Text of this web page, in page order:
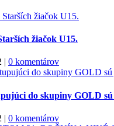
žiačok U15.
| 0 komentárov
do skupiny GOLD
| 0 komentárov